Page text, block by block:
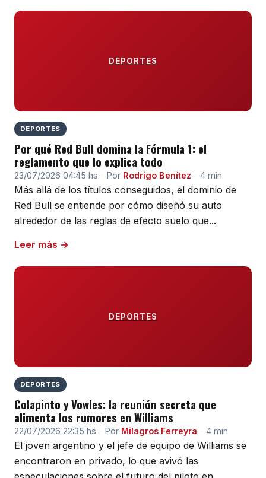
DEPORTES
DEPORTES
Por qué Red Bull domina la Fórmula 1: el
reglamento que lo explica todo
23/07/2026 04:45 hs · Por Rodrigo Benítez · 4 min
Más allá de los títulos conseguidos, el dominio de
Red Bull se entiende por cómo diseñó su auto
alrededor de las reglas de efecto suelo que...
Leer más →
DEPORTES
DEPORTES
Colapinto y Vowles: la reunión secreta que
alimenta los rumores en Williams
22/07/2026 22:35 hs · Por Milagros Ferreyra · 4 min
El joven argentino y el jefe de equipo de Williams se
encontraron en privado, lo que avivó las